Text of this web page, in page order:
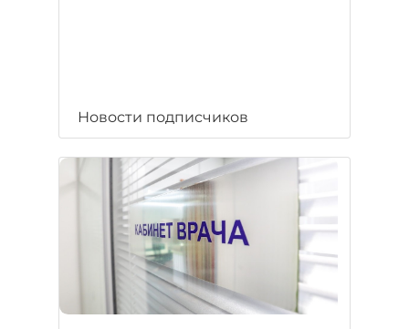
Новости подписчиков